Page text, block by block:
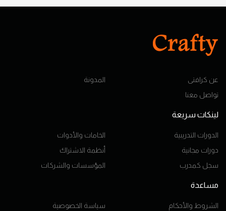
عن كرافتى
المدونة
تواصل معنا
لينكات سريعة
الدورات التدريبية
الخامات والأدوات
دورات مجانية
أنظمة الاشتراك
سجل كمدرب
المؤسسات والشركات
مساعدة
الشروط والأحكام سياسة الخصوصية